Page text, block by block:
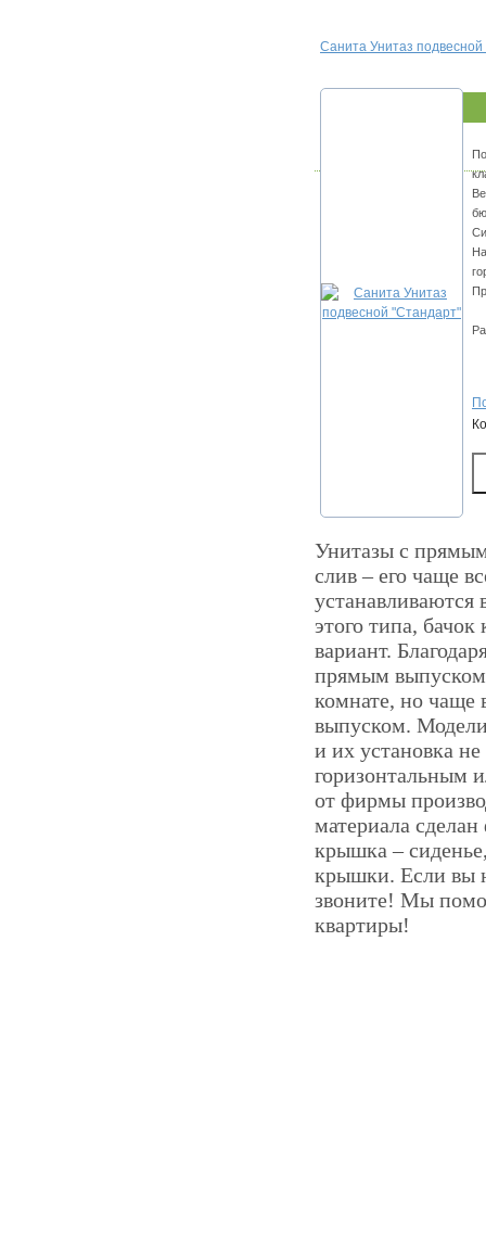
Санита Унитаз
Унитазы с
слив – его чаще
устанавливаются
этого типа,
вариант.
прямым выпуском
комнате, но чаще
выпуском.
и их установка
горизонтальным
от фирмы
материала
крышка –
крышки. Если вы
звоните! Мы
квартиры!